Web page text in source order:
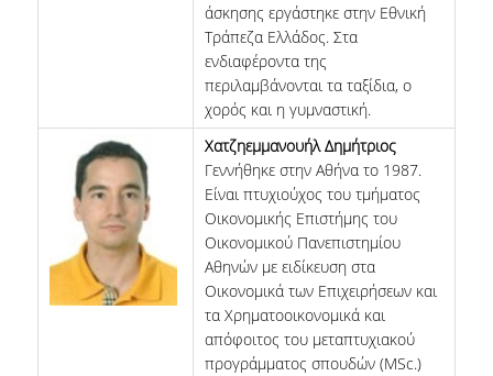
άσκησης εργάστηκε στην Εθνική
Τράπεζα Ελλάδος. Στα
ενδιαφέροντα της
περιλαμβάνονται τα ταξίδια, ο
χορός και η γυμναστική.
Χατζηεμμανουήλ Δημήτριος
Γεννήθηκε στην Αθήνα το 1987.
Είναι πτυχιούχος του τμήματος
Οικονομικής Επιστήμης του
Οικονομικού Πανεπιστημίου
Αθηνών με ειδίκευση στα
Οικονομικά των Επιχειρήσεων και
τα Χρηματοοικονομικά και
απόφοιτος του μεταπτυχιακού
προγράμματος σπουδών (MSc.)